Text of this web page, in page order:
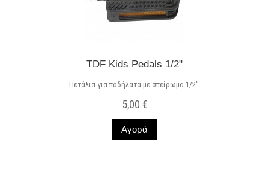
TDF Kids Pedals 1/2"
Πετάλια για ποδήλατα με σπείρωμα 1/2".
5,00 €
Αγορά